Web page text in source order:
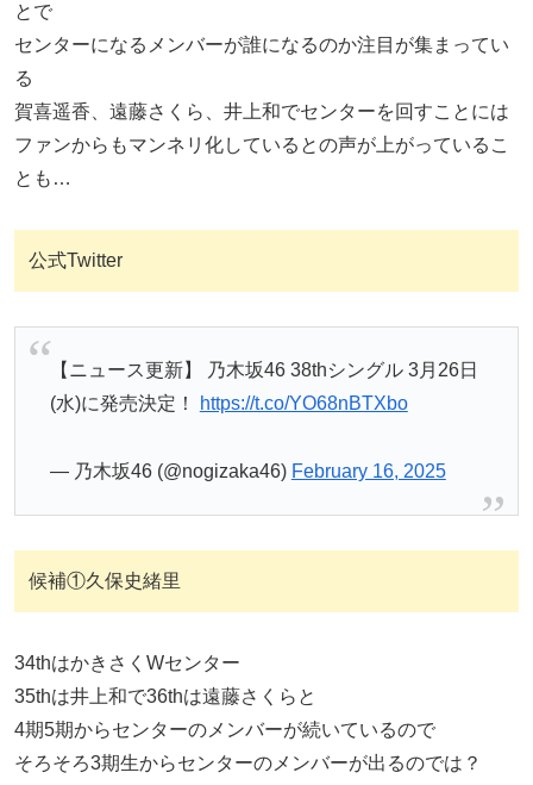
とで
センターになるメンバーが誰になるのか注目が集まってい
る
賀喜遥香、遠藤さくら、井上和でセンターを回すことには
ファンからもマンネリ化しているとの声が上がっているこ
とも…
公式Twitter
【ニュース更新】 乃木坂46 38thシングル 3月26日
(水)に発売決定！
https://t.co/YO68nBTXbo
— 乃木坂46 (@nogizaka46) February 16, 2025
候補①久保史緒里
34thはかきさくWセンター
35thは井上和で36thは遠藤さくらと
4期5期からセンターのメンバーが続いているので
そろそろ3期生からセンターのメンバーが出るのでは？